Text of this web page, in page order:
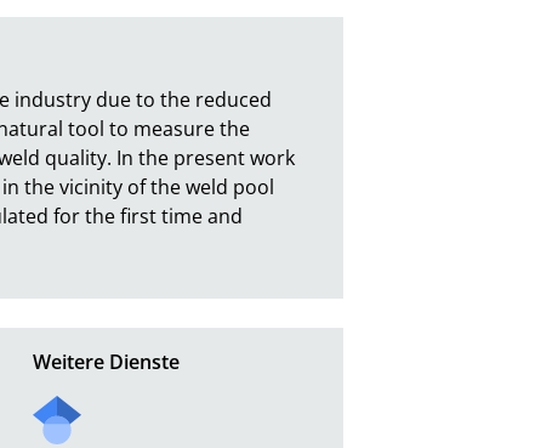
industry due to the reduced
tool to measure the
quality. In the present work
the vicinity of the weld pool
for the first time and
Weitere Dienste